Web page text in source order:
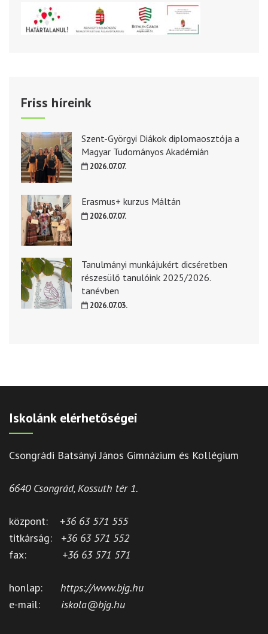
Friss híreink
Szent-Györgyi Diákok diplomaosztója a
Magyar Tudományos Akadémián
2026.07.07.
Erasmus+ kurzus Máltán
2026.07.07.
Tanulmányi munkájukért dicséretben
részesülő tanulóink 2025/2026.
tanévben
2026.07.03.
Iskolánk elérhetőségei
Csongrádi Batsányi János Gimnázium és Kollégium
6640 Csongrád, Kossuth tér 1.
központ: +36 63 571 555
titkárság: +36 63 571 552
fax: +36 63 571 571
honlap: https://www.bjg.hu
e-mail: iskola@bjg.hu